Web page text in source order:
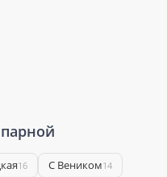
16 С Веником14